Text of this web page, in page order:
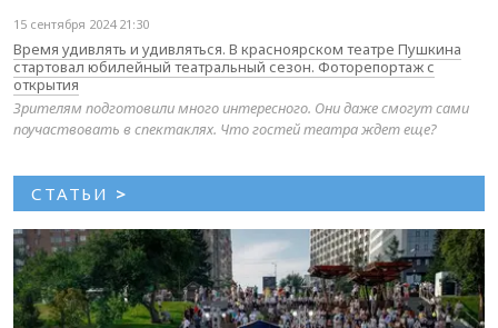
15 сентября 2024 21:30
Время удивлять и удивляться. В красноярском театре Пушкина
стартовал юбилейный театральный сезон. Фоторепортаж с
открытия
Зрителям подготовили много интересного. Они даже смогут сами
поучаствовать в спектаклях. Что гостей театра ждет еще?
СТАТЬИ >